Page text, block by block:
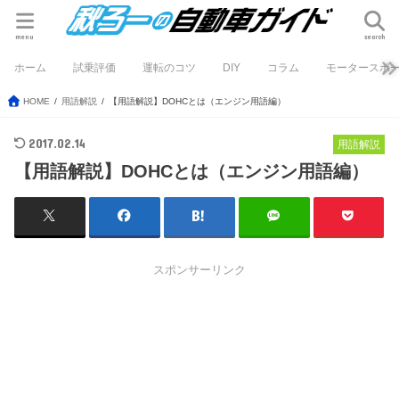
search
menu
ホーム 試乗評価 運転のコツ DIY コラム モータースポ
HOME 用語解説 【用語解説】DOHCとは（エンジン用語編）
用語解説
2017.02.14
【用語解説】DOHCとは（エンジン用語編）
スポンサーリンク